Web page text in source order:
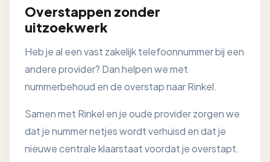
Overstappen zonder
uitzoekwerk
Heb je al een vast zakelijk telefoonnummer bij een
andere provider? Dan helpen we met
nummerbehoud en de overstap naar Rinkel.
Samen met Rinkel en je oude provider zorgen we
dat je nummer netjes wordt verhuisd en dat je
nieuwe centrale klaarstaat voordat je overstapt.